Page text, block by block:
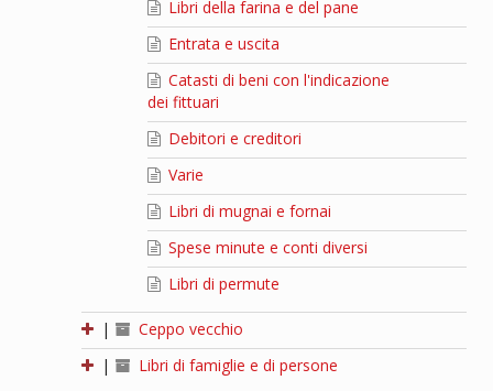
Libri della farina e del pane
Entrata e uscita
Catasti di beni con l'indicazione
dei fittuari
Debitori e creditori
Varie
Libri di mugnai e fornai
Spese minute e conti diversi
Libri di permute
|
Ceppo vecchio
|
Libri di famiglie e di persone